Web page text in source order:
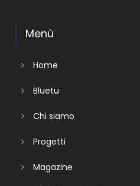
Menù
Home
Bluetu
Chi siamo
Progetti
Magazine